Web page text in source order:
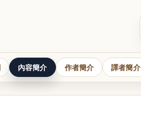
內容簡介 作者簡介 譯者簡介